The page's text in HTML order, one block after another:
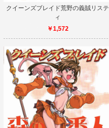
クイーンズブレイド荒野の義賊リステ
ィ
￥1,572